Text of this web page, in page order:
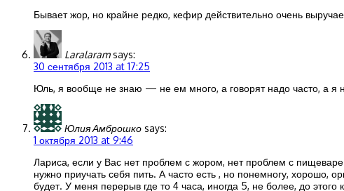
Бывает жор, но крайне редко, кефир действительно очень
Laralaram says:
30 сентября 2013 at 17:25
Юль, я вообще не знаю — не ем много, а говорят надо часто, а я
Юлия Амброшко says:
1 октября 2013 at 9:46
Лариса, если у Вас нет проблем с жором, нет проблем с
нужно приучать себя пить. А часто есть , но понемногу, хорошо,
будет. У меня перерыв где то 4 часа, иногда 5, не более, до